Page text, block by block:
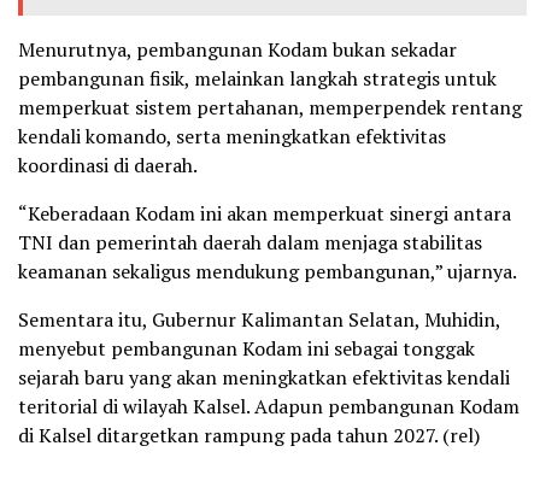
Menurutnya, pembangunan Kodam bukan sekadar
pembangunan fisik, melainkan langkah strategis untuk
memperkuat sistem pertahanan, memperpendek rentang
kendali komando, serta meningkatkan efektivitas
koordinasi di daerah.
“Keberadaan Kodam ini akan memperkuat sinergi antara
TNI dan pemerintah daerah dalam menjaga stabilitas
keamanan sekaligus mendukung pembangunan,” ujarnya.
Sementara itu, Gubernur Kalimantan Selatan, Muhidin,
menyebut pembangunan Kodam ini sebagai tonggak
sejarah baru yang akan meningkatkan efektivitas kendali
teritorial di wilayah Kalsel. Adapun pembangunan Kodam
di Kalsel ditargetkan rampung pada tahun 2027. (rel)